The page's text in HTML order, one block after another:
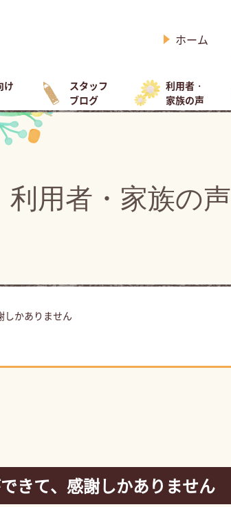
ホーム
け
スタッフ
ブログ
利用者・
家族の声
利用者・家族の声
しかありません
きて、感謝しかありません